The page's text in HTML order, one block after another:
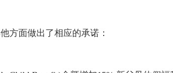
面做出了相应的承诺：